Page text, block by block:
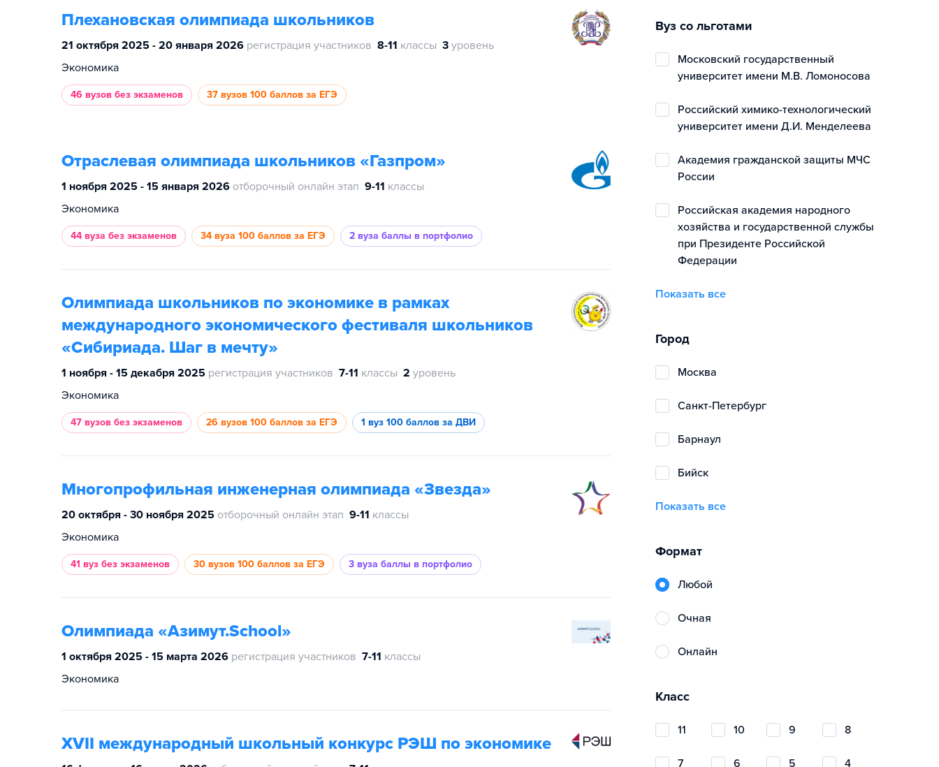
Плехановская олимпиада школьников
21 октября 2025 - 20 января 2026 регистрация участников 8-11 классы 3 уровень
Экономика
46 вузов без экзаменов 37 вузов 100 баллов за ЕГЭ
Отраслевая олимпиада школьников «Газпром»
1 ноября 2025 - 15 января 2026 отборочный онлайн этап 9-11 классы
Экономика
44 вуза без экзаменов 34 вуза 100 баллов за ЕГЭ 2 вуза баллы в портфолио
Олимпиада школьников по экономике в рамках
международного экономического фестиваля школьников
«Сибириада. Шаг в мечту»
1 ноября - 15 декабря 2025 регистрация участников 7-11 классы 2 уровень
Экономика
47 вузов без экзаменов 26 вузов 100 баллов за ЕГЭ 1 вуз 100 баллов за ДВИ
Многопрофильная инженерная олимпиада «Звезда»
20 октября - 30 ноября 2025 отборочный онлайн этап 9-11 классы
Экономика
41 вуз без экзаменов 30 вузов 100 баллов за ЕГЭ 3 вуза баллы в портфолио
Олимпиада «Азимут.School»
1 октября 2025 - 15 марта 2026 регистрация участников 7-11 классы
Экономика
XVII международный школьный конкурс РЭШ по экономике
Вуз со льготами
Московский государственный
университет имени М.В. Ломоносова
Российский химико-технологический
университет имени Д.И. Менделеева
Академия гражданской защиты МЧС
России
Российская академия народного
хозяйства и государственной службы
при Президенте Российской
Федерации
Показать все
Город
Москва
Санкт-Петербург
Барнаул
Бийск
Показать все
Формат
Любой
очная
онлайн
Класс
11 10 9 8
7 6 5 4